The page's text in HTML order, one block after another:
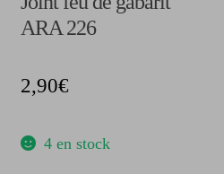
ARA 226
2,90€
4 en stock